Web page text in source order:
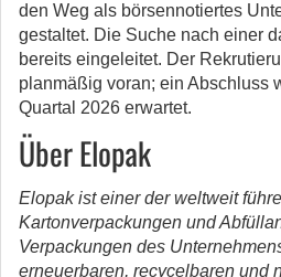
den Weg als börsennotiertes
gestaltet. Die Suche nach einer
bereits eingeleitet. Der
planmäßig voran; ein Abschluss
Quartal 2026 erwartet.
Über Elopak
Elopak ist einer der weltweit
Kartonverpackungen und
Verpackungen des
erneuerbaren, recycelbaren und